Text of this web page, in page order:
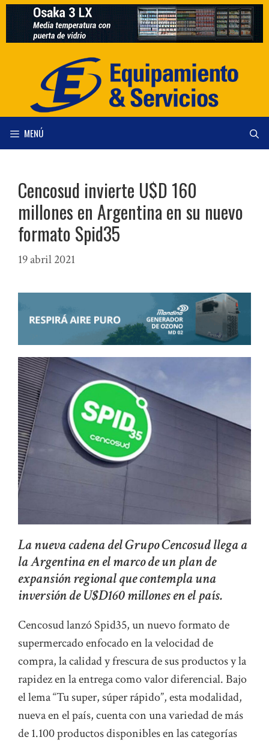
Saltar
contenido
MENÚ
Cencosud invierte U$D 160
millones en Argentina en su nuevo
formato Spid35
19 abril 2021
La nueva cadena del Grupo Cencosud llega a
la Argentina en el marco de un plan de
expansión regional que contempla una
inversión de U$D160 millones en el país.
Cencosud lanzó Spid35, un nuevo formato de
supermercado enfocado en la velocidad de
compra, la calidad y frescura de sus productos y la
rapidez en la entrega como valor diferencial. Bajo
el lema “Tu super, súper rápido”, esta modalidad,
nueva en el país, cuenta con una variedad de más
de 1.100 productos disponibles en las categorías